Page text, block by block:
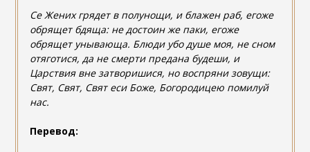
Се Жених грядет в полунощи, и блажен раб, егоже
обрящет бдяща: не достоин же паки, егоже
обрящет унывающа. Блюди убо душе моя, не сном
отяготися, да не смерти предана будеши, и
Царствия вне затворишися, но воспряни зовущи:
Свят, Свят, Свят еси Боже, Богородицею помилуй
нас.
Перевод: